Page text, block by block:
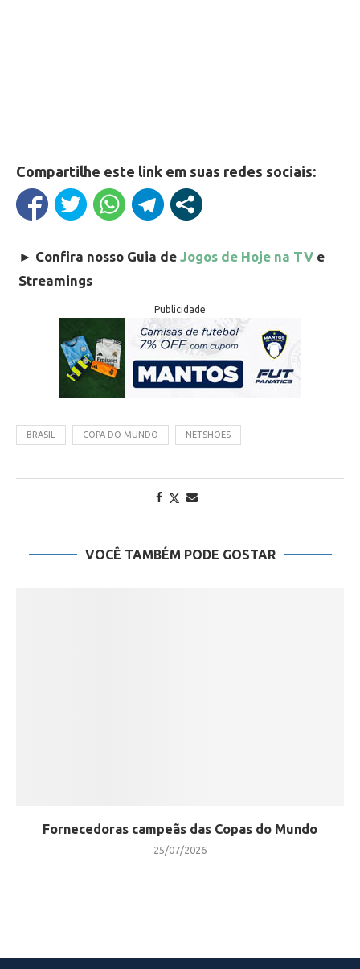
Compartilhe este link em suas redes sociais:
► Confira nosso Guia de Jogos de Hoje na TV e
Streamings
Publicidade
BRASIL COPA DO MUNDO NETSHOES
VOCÊ TAMBÉM PODE GOSTAR
Fornecedoras campeãs das Copas do Mundo
25/07/2026